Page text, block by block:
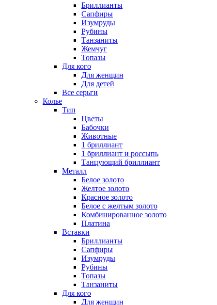
Бриллианты
Сапфиры
Изумруды
Рубины
Танзаниты
Жемчуг
Топазы
Для кого
Для женщин
Для детей
Все серьги
Колье
Тип
Цветы
Бабочки
Животные
1 бриллиант
1 бриллиант и россыпь
Танцующий бриллиант
Металл
Белое золото
Желтое золото
Красное золото
Белое с желтым золото
Комбинированное золото
Платина
Вставки
Бриллианты
Сапфиры
Изумруды
Рубины
Топазы
Танзаниты
Для кого
Для женщин